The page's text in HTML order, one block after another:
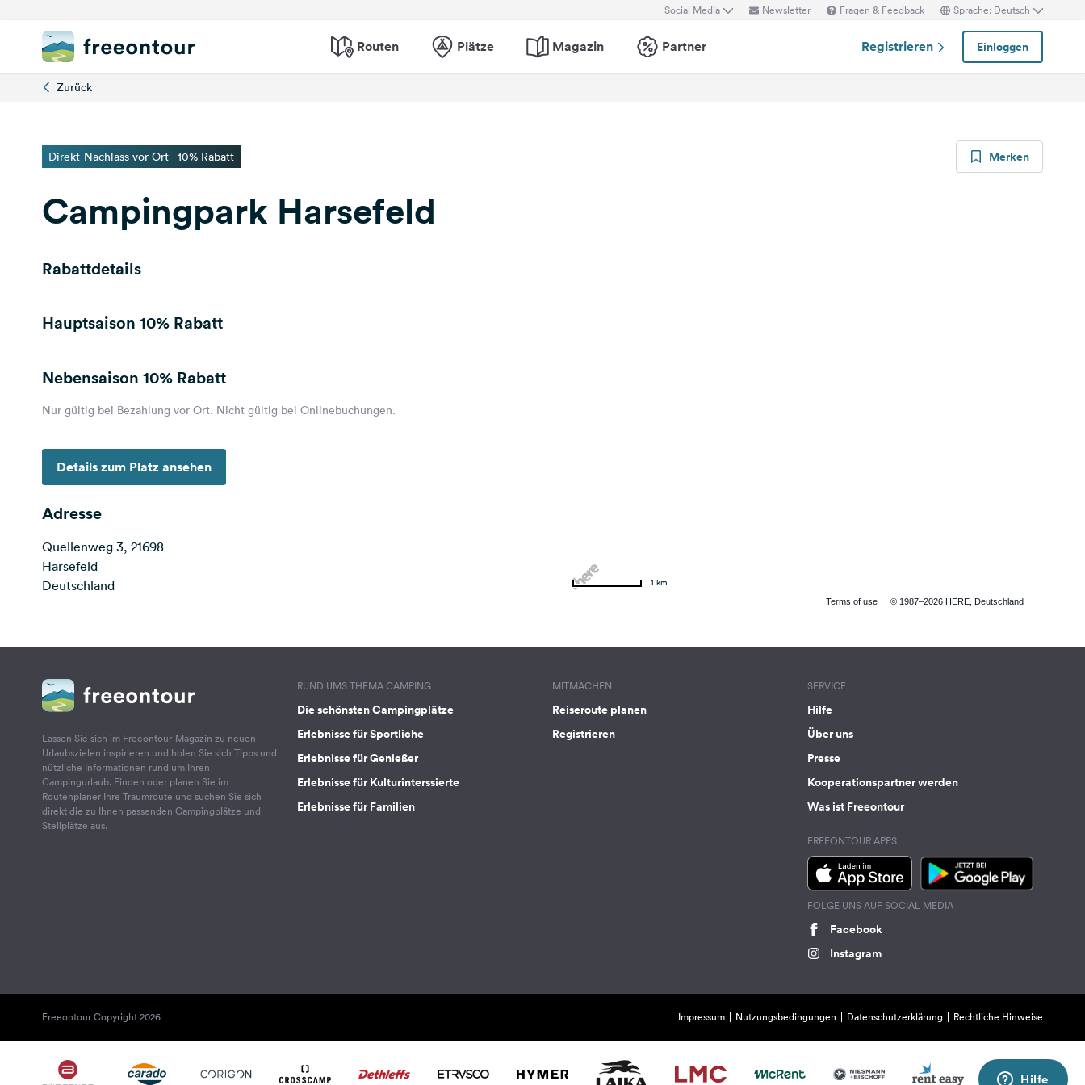
Social Media Newsletter Fragen & Feedback Sprache: Deutsch
Routen Plätze Magazin Partner Registrieren Einloggen
Zurück
Direkt-Nachlass vor Ort - 10% Rabatt Merken
Campingpark Harsefeld
Rabattdetails
Hauptsaison 10% Rabatt
Nebensaison 10% Rabatt
Nur gültig bei Bezahlung vor Ort. Nicht gültig bei Onlinebuchungen.
Details zum Platz ansehen
Adresse
Quellenweg 3, 21698
Harsefeld
Deutschland
Terms of use © 1987–2026 HERE, Deutschland
1 km
Lassen Sie sich im Freeontour-Magazin zu neuen
Urlaubszielen inspirieren und holen Sie sich Tipps und
nützliche Informationen rund um Ihren
Campingurlaub. Finden oder planen Sie im
Routenplaner Ihre Traumroute und suchen Sie sich
direkt die zu Ihnen passenden Campingplätze und
Stellplätze aus.
RUND UMS THEMA CAMPING
Die schönsten Campingplätze
Erlebnisse für Sportliche
Erlebnisse für Genießer
Erlebnisse für Kulturinterssierte
Erlebnisse für Familien
MITMACHEN
Reiseroute planen
Registrieren
SERVICE
Hilfe
Über uns
Presse
Kooperationspartner werden
Was ist Freeontour
FREEONTOUR APPS
FOLGE UNS AUF SOCIAL MEDIA
Facebook
Instagram
Freeontour Copyright 2026 Impressum Nutzungsbedingungen Datenschutzerklärung Rechtliche Hinweise
Hilfe